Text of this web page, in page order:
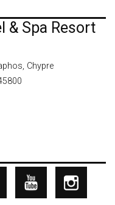
& Spa Resort
Chypre